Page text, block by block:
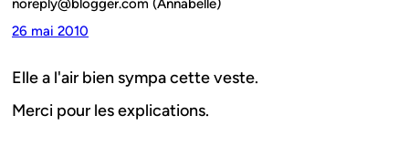
noreply@blogger.com (Annabelle)
26 mai 2010
Elle a l'air bien sympa cette veste.
Merci pour les explications.